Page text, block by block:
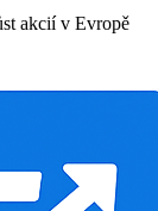
akcií v Evropě